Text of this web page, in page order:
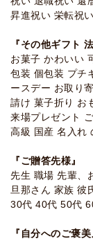
昇進祝い 栄転祝
『その他ギフト
お菓子 かわいい
包装 個包装 プチ
ースデー お取り
請け 菓子折り お
来場プレゼント
高級 国産 名入れ
『ご贈答先様』
先生 職場 先輩、
旦那さん 家族 彼
30代 40代 50代
『自分へのご褒美